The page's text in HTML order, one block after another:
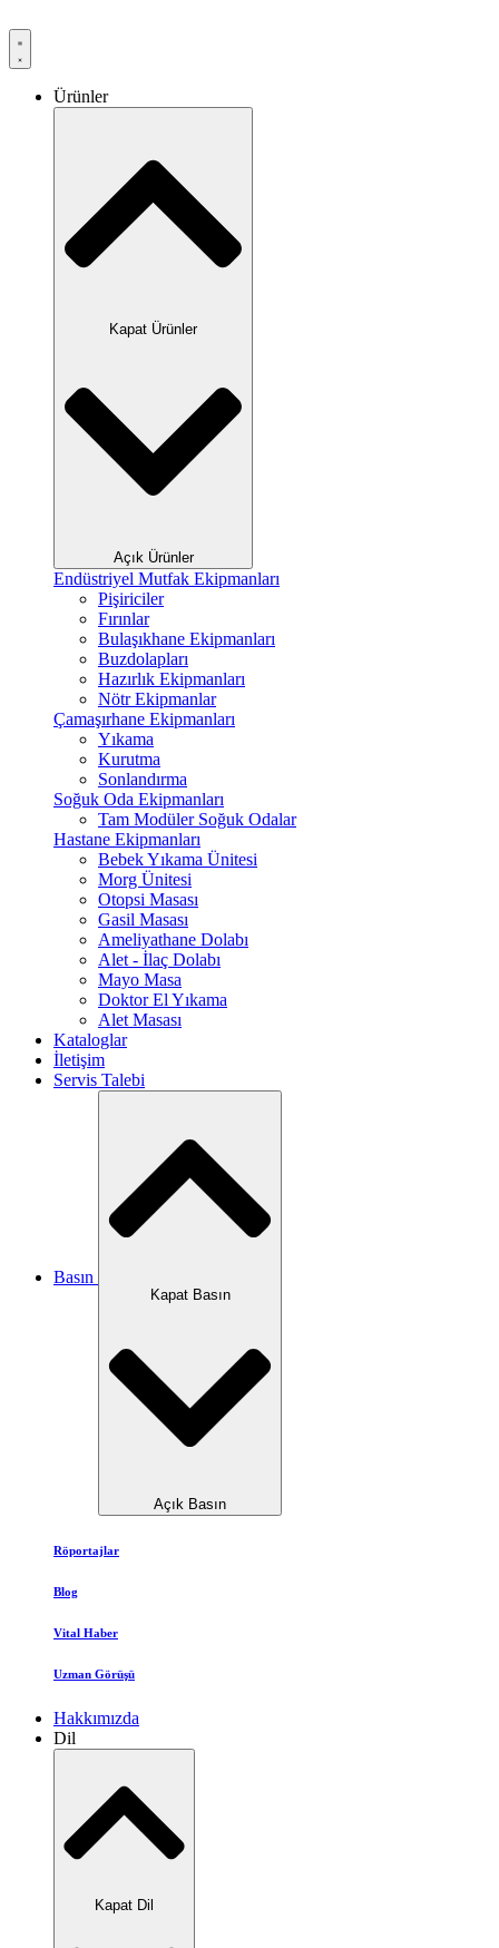
Ürünler
Kapat Ürünler
Açık Ürünler
Endüstriyel Mutfak Ekipmanları
Pişiriciler
Fırınlar
Bulaşıkhane Ekipmanları
Buzdolapları
Hazırlık Ekipmanları
Nötr Ekipmanlar
Çamaşırhane Ekipmanları
Yıkama
Kurutma
Sonlandırma
Soğuk Oda Ekipmanları
Tam Modüler Soğuk Odalar
Hastane Ekipmanları
Bebek Yıkama Ünitesi
Morg Ünitesi
Otopsi Masası
Gasil Masası
Ameliyathane Dolabı
Alet - İlaç Dolabı
Mayo Masa
Doktor El Yıkama
Alet Masası
Kataloglar
İletişim
Servis Talebi
Basın
Kapat Basın
Açık Basın
Röportajlar
Blog
Vital Haber
Uzman Görüşü
Hakkımızda
Dil
Kapat Dil